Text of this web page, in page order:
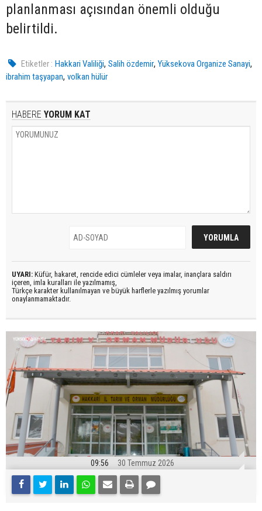
planlanması açısından önemli olduğu
belirtildi.
Etiketler : Hakkari Valiliği,Salih özdemir,Yüksekova Organize Sanayi,
ibrahim taşyapan, volkan hülür
HABERE YORUM KAT
UYARI: Küfür, hakaret, rencide edici cümleler veya imalar, inançlara saldırı
içeren, imla kuralları ile yazılmamış,
Türkçe karakter kullanılmayan ve büyük harflerle yazılmış yorumlar
onaylanmamaktadır.
09:56 30 Temmuz 2026